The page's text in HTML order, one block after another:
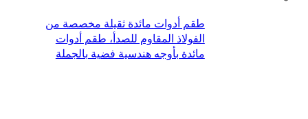
طقم أدوات مائدة ثقيلة مخصصة من
الفولاذ المقاوم للصدأ، طقم أدوات
مائدة بأوجه هندسية فضية بالجملة